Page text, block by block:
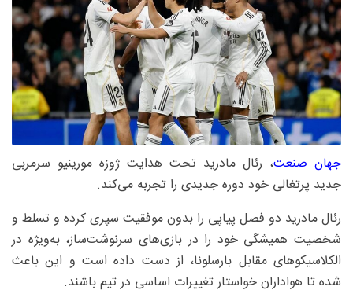
جهان صنعت، رئال مادرید تحت هدایت ژوزه مورینیو سرمربی
جدید پرتغالی خود دوره جدیدی را تجربه می‌کند.
رئال مادرید دو فصل پیاپی را بدون موفقیت سپری کرده و تسلط و
شخصیت همیشگی خود را در بازی‌های سرنوشت‌ساز، به‌ویژه در
الکلاسیکوهای مقابل بارسلونا، از دست داده است و این باعث
شده تا هواداران خواستار تغییرات اساسی در تیم باشند.